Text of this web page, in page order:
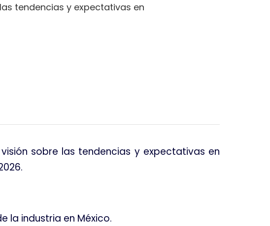
tendencias y expectativas en
visión sobre las tendencias y expectativas en
la industria en México.